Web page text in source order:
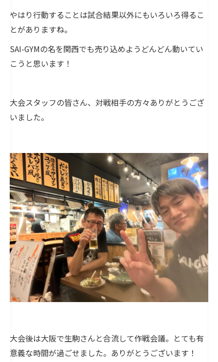
やはり行動することは試合結果以外にもいろいろ得るこ
とがありますね。
SAI-GYMの名を関西でも売り込めようどんどん動いてい
こうと思います！
大会スタッフの皆さん、対戦相手の方々ありがとうござ
いました。
大会後は大阪で生駒さんと合流して作戦会議。とても有
意義な時間が過ごせました。ありがとうございます！